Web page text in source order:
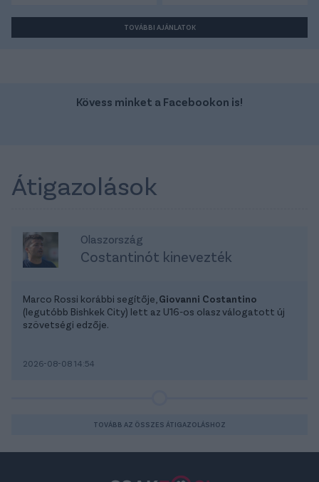
TOVÁBBI AJÁNLATOK
Kövess minket a Facebookon is!
Átigazolások
Olaszország
Costantinót kinevezték
Marco Rossi korábbi segítője, Giovanni Costantino
(legutóbb Bishkek City) lett az U16-os olasz válogatott új
szövetségi edzője.
2026-08-08 14:54
TOVÁBB AZ ÖSSZES ÁTIGAZOLÁSHOZ